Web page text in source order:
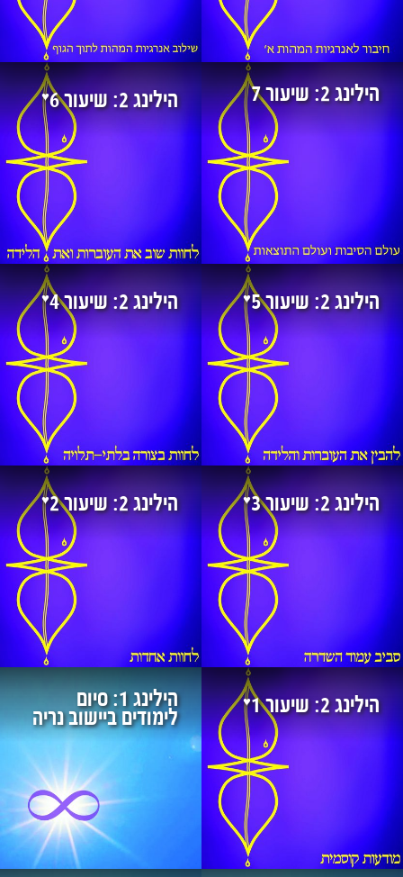
הילינג 2: שיעור 7 הילינג 2: שיעור 6 ♥
הילינג 2: שיעור 5 ♥ הילינג 2: שיעור 4 ♥
הילינג 2: שיעור 3 ♥ הילינג 2: שיעור 2 ♥
הילינג 2: שיעור 1 ♥ הילינג 1: סיום
לימודים ביישוב נריה